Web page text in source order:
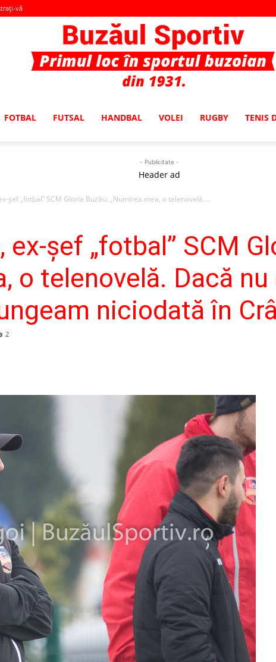
vă
FOTBAL FUTSAL HANDBAL VOLEI RUGBY TENIS
- Publicitate -
Header ad
şef „fotbal” SCM Gloria Buzău: „Numirea mea, o telenovelă....
ex-şef „fotbal” SCM
o telenovelă. Dacă
niciodată în
2